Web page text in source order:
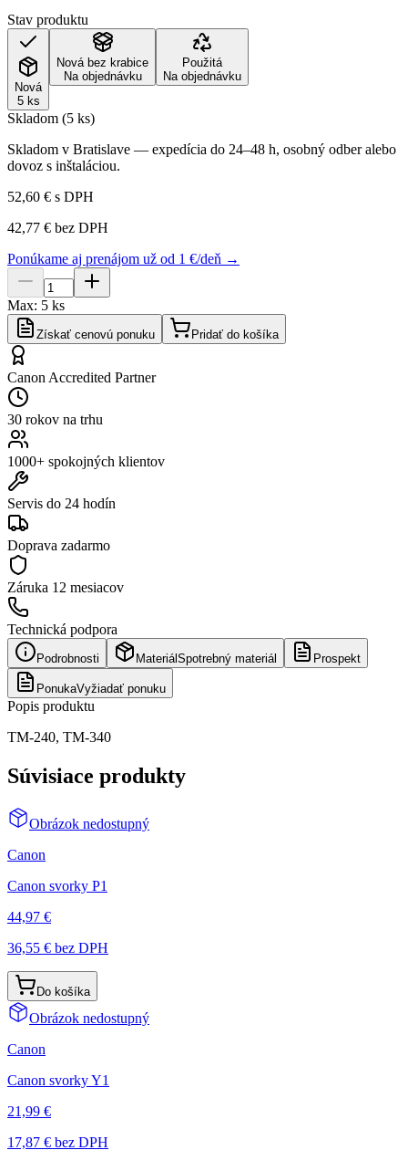
Stav produktu
Nová
5 ks
Nová bez krabice
Na objednávku
Použitá
Na objednávku
Skladom (5 ks)
Skladom v Bratislave — expedícia do 24–48 h, osobný odber alebo
dovoz s inštaláciou.
52,60 € s DPH
42,77 € bez DPH
Ponúkame aj prenájom už od 1 €/deň →
Max: 5 ks
Získať cenovú ponuku Pridať do košíka
Canon Accredited Partner
30 rokov na trhu
1000+ spokojných klientov
Servis do 24 hodín
Doprava zadarmo
Záruka 12 mesiacov
Technická podpora
Podrobnosti Materiál Spotrebný materiál Prospekt
PonukaVyžiadať ponuku
Popis produktu
TM-240, TM-340
Súvisiace produkty
Obrázok nedostupný
Canon
Canon svorky P1
44,97 €
36,55 € bez DPH
Do košíka
Obrázok nedostupný
Canon
Canon svorky Y1
21,99 €
17,87 € bez DPH